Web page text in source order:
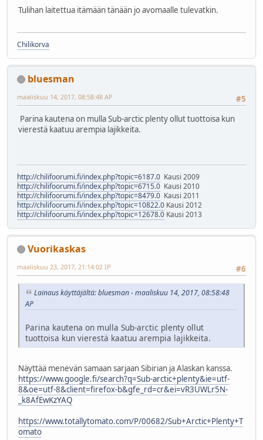
Tulihan laitettua itämään tänään jo avomaalle tulevatkin.
Chilikorva
bluesman
#5
maaliskuu 14, 2017, 08:58:48 AP
Parina kautena on mulla Sub-arctic plenty ollut tuottoisa kun
vierestä kaatuu arempia lajikkeita.
http://chilifoorumi.fi/index.php?topic=6187.0 Kausi 2009
http://chilifoorumi.fi/index.php?topic=6715.0 Kausi 2010
http://chilifoorumi.fi/index.php?topic=8479.0 Kausi 2011
http://chilifoorumi.fi/index.php?topic=10822.0 Kausi 2012
http://chilifoorumi.fi/index.php?topic=12678.0 Kausi 2013
Vuorikaskas
#6
maaliskuu 23, 2017, 21:14:02 IP
Lainaus käyttäjältä: bluesman - maaliskuu 14, 2017, 08:58:48
AP
Parina kautena on mulla Sub-arctic plenty ollut
tuottoisa kun vierestä kaatuu arempia lajikkeita.
Näyttää menevän samaan sarjaan Sibirian ja Alaskan kanssa.
https://www.google.fi/search?q=Sub-arctic+plenty&ie=utf-
8&oe=utf-8&client=firefox-b&gfe_rd=cr&ei=vR3UWLr5N-
_k8AfEwKzYAQ
https://www.totallytomato.com/P/00682/Sub+Arctic+Plenty+T
omato